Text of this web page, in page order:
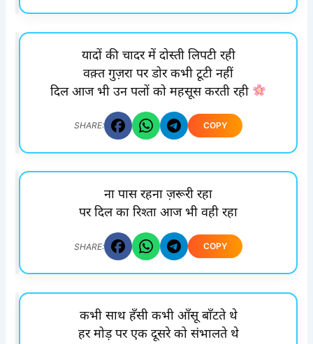
यादों की चादर में दोस्ती लिपटी रही
वक़्त गुज़रा पर डोर कभी टूटी नहीं
दिल आज भी उन पलों को महसूस करती रही
SHARE: COPY
ना पास रहना ज़रूरी रहा
पर दिल का रिश्ता आज भी वही रहा
SHARE: COPY
कभी साथ हँसी कभी आँसू बाँटते थे
हर मोड़ पर एक दूसरे को संभालते थे